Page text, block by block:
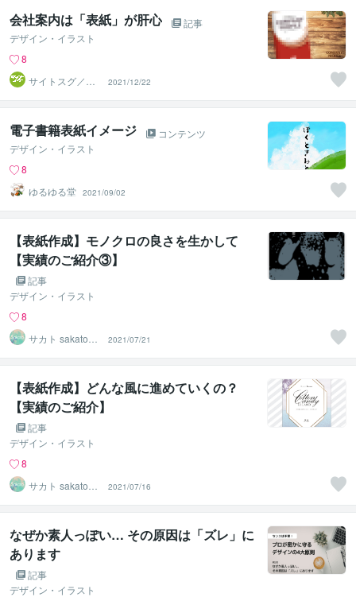
会社案内は「表紙」が肝心
記事
デザイン・イラスト
8
サイトスグ／実
績800件
2021/12/22
電子書籍表紙イメージ
コンテンツ
デザイン・イラスト
8
ゆるゆる堂 2021/09/02
【表紙作成】モノクロの良さを生かして
【実績のご紹介③】
記事
デザイン・イラスト
8
サカト sakato_d
esign
2021/07/21
【表紙作成】どんな風に進めていくの？
【実績のご紹介】
記事
デザイン・イラスト
8
サカト sakato_d
esign
2021/07/16
なぜか素人っぽい… その原因は「ズレ」に
あります
記事
デザイン・イラスト